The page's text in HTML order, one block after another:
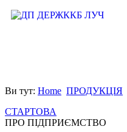
Ви тут: Home ПРОДУКЦІЯ
СТАРТОВА
ПРО ПІДПРИЄМСТВО